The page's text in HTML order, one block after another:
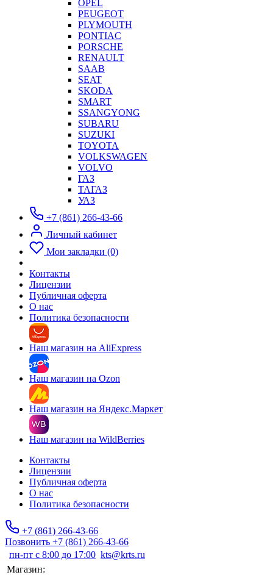
OPEL
PEUGEOT
PLYMOUTH
PONTIAC
PORSCHE
RENAULT
SAAB
SEAT
SKODA
SMART
SSANGYONG
SUBARU
SUZUKI
TOYOTA
VOLKSWAGEN
VOLVO
ГАЗ
ТАГАЗ
УАЗ
+7 (861) 266-43-66
Личный кабинет
Мои закладки (0)
Контакты
Лицензии
Публичная оферта
О нас
Политика безопасности
Наш магазин на AliExpress
Наш магазин на Ozon
Наш магазин на Яндекс.Маркет
Наш магазин на WildBerries
Контакты
Лицензии
Публичная оферта
О нас
Политика безопасности
+7 (861) 266-43-66
Позвонить +7 (861) 266-43-66
пн-пт с 8:00 до 17:00 kts@krts.ru
Магазин: